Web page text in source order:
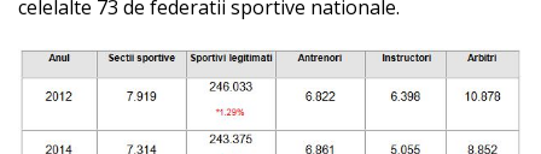
celelalte 73 de federatii sportive nationale.